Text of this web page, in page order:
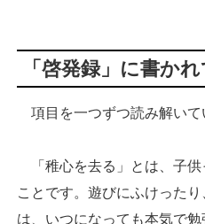
「啓発録」に書か
項目を一つずつ読み解いて
「稚心を去る」とは、子供
ことです。遊びにふけった
は、いつになっても本気で